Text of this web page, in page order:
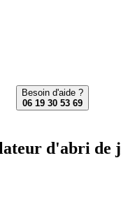
Besoin d'aide ?
06 19 30 53 69
d'abri